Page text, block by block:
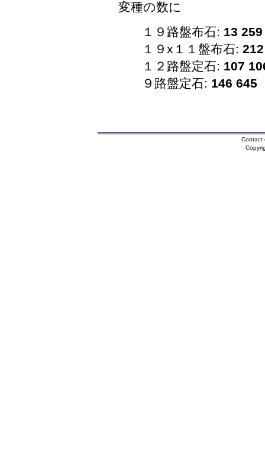
変種の数に
１９路盤布石: 13 259
１９x１１盤布石:
１２路盤定石: 107
９路盤定石: 146 645
Contact